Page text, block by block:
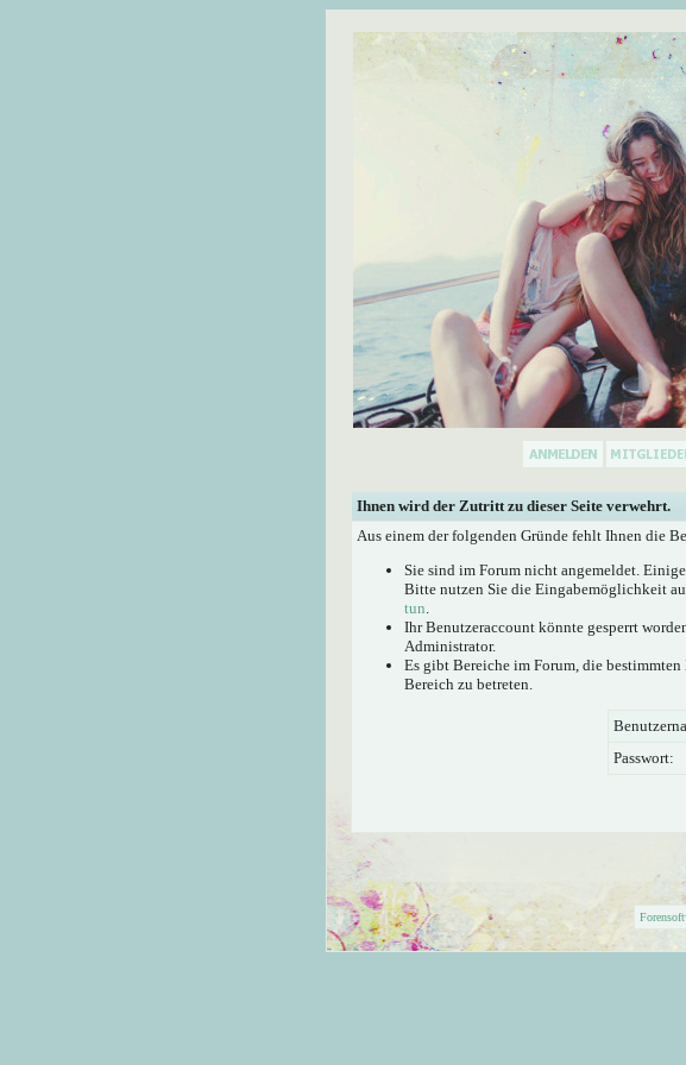
Ihnen wird der Zutritt zu dieser Seite verwehrt.
Aus einem der folgenden Gründe fehlt Ihnen die
Sie sind im Forum nicht angemeldet.
Bitte nutzen Sie die Eingabemöglichkeit
tun.
Ihr Benutzeraccount könnte gesperrt
Administrator.
Es gibt Bereiche im Forum, die
Bereich zu betreten.
Passwort: